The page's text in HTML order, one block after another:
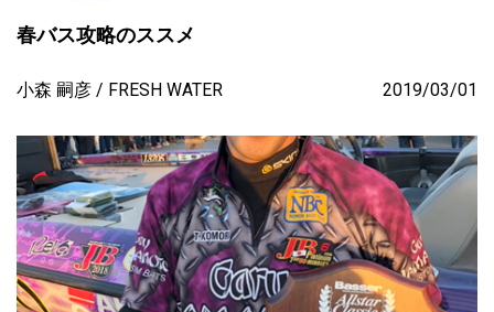
春バス攻略のススメ
小森 嗣彦 FRESH WATER 2019/03/01